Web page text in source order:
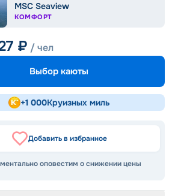
MSC Seaview
КОМФОРТ
₽ / чел
Выбор каюты
+1 000Круизных миль
Добавить в избранное
оповестим о снижении цены